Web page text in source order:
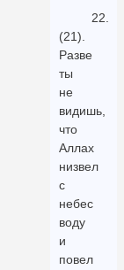
22.
(21).
Разве
ты
не
видишь,
что
Аллах
низвел
с
небес
воду
и
повел